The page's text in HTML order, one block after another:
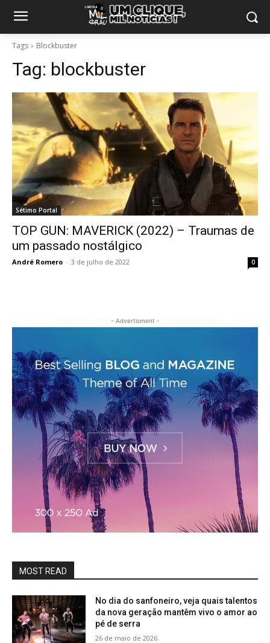
Tags Blockbuster
Tag: blockbuster
Sétimo Portal
TOP GUN: MAVERICK (2022) – Traumas de
um passado nostálgico
André Romero - 3 de julho de 2022 0
- Advertisment -
MOST READ
No dia do sanfoneiro, veja quais talentos
da nova geração mantêm vivo o amor ao
pé de serra
26 de maio de 2026